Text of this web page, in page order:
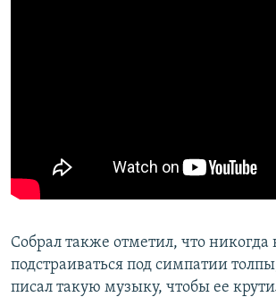
Собрал также отметил, что никогда
подстраиваться под симпатии
писал такую музыку, чтобы ее